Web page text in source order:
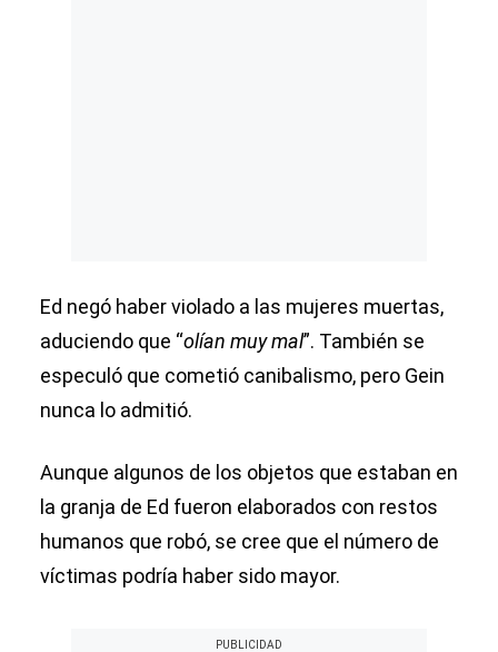
Ed negó haber violado a las mujeres muertas,
aduciendo que “olían muy mal”. También se
especuló que cometió canibalismo, pero Gein
nunca lo admitió.
Aunque algunos de los objetos que estaban en
la granja de Ed fueron elaborados con restos
humanos que robó, se cree que el número de
víctimas podría haber sido mayor.